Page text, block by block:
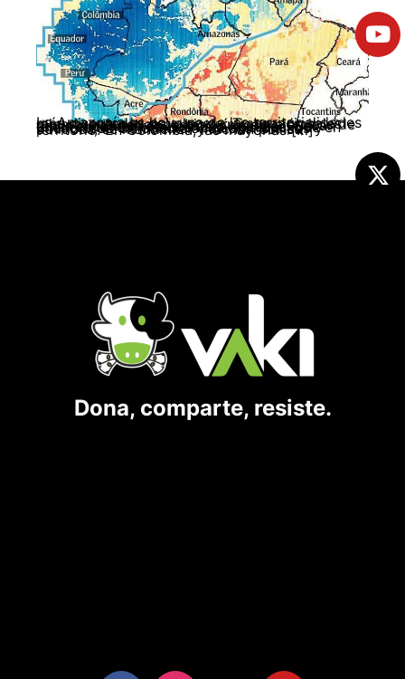
La Amazonía es hoy una de las territorialidades más disputadas del planeta: Transnacionales minero energéticas y bioquímicas, ejércitos de distinta naturaleza, estados, mafias, buscan tener el control de tierras y riquezas. Se encuentran con resistencias sociales, que en inferioridad de condiciones económicas y políticas, se mantienen y luchan por su territorio. En Colombia, las mayorías […]
Dona, comparte, resiste.